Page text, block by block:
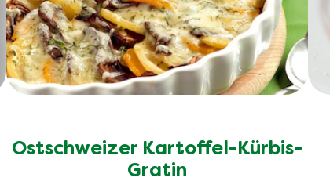
Ostschweizer Kartoffel-Kürbis-
Gratin